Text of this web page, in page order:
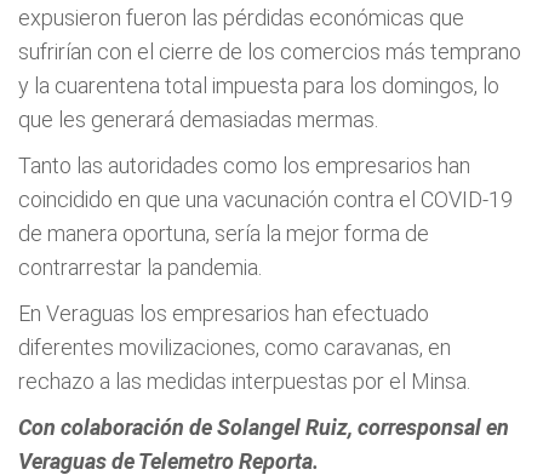
expusieron fueron las pérdidas económicas que
sufrirían con el cierre de los comercios más temprano
y la cuarentena total impuesta para los domingos, lo
que les generará demasiadas mermas.
Tanto las autoridades como los empresarios han
coincidido en que una vacunación contra el COVID-19
de manera oportuna, sería la mejor forma de
contrarrestar la pandemia.
En Veraguas los empresarios han efectuado
diferentes movilizaciones, como caravanas, en
rechazo a las medidas interpuestas por el Minsa.
Con colaboración de Solangel Ruiz, corresponsal en
Veraguas de Telemetro Reporta.